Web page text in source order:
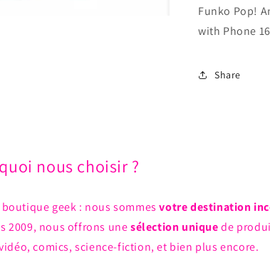
Funko Pop!
with Phone
Share
nous choisir ?
geek : nous sommesvotre destination
2009, nous offrons unesélection uniquede
comics, science-fiction, et bien plus encore.